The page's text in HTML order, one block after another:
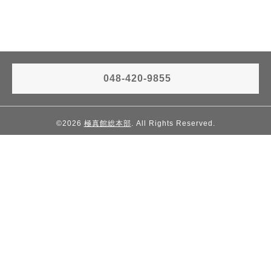
048-420-9855
©2026 極真館総本部. All Rights Reserved.